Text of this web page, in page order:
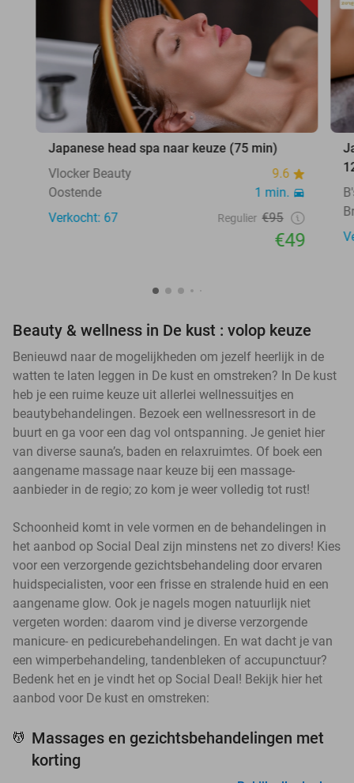
Japanese head spa naar keuze (75 min)
Vlocker Beauty
9.6
Oostende
1 min.
Verkocht: 67
Regulier €95
€49
Beauty & wellness in De kust : volop keuze
Benieuwd naar de mogelijkheden om jezelf heerlijk in de
watten te laten leggen in De kust en omstreken? In De kust
heb je een ruime keuze uit allerlei wellnessuitjes en
beautybehandelingen. Bezoek een wellnessresort in de
buurt en ga voor een dag vol ontspanning. Je geniet hier
van diverse sauna’s, baden en relaxruimtes. Of boek een
aangename massage naar keuze bij een massage-
aanbieder in de regio; zo kom je weer volledig tot rust!
Schoonheid komt in vele vormen en de behandelingen in
het aanbod op Social Deal zijn minstens net zo divers! Kies
voor een verzorgende gezichtsbehandeling door ervaren
huidspecialisten, voor een frisse en stralende huid en een
aangename glow. Ook je nagels mogen natuurlijk niet
vergeten worden: daarom vind je diverse verzorgende
manicure- en pedicurebehandelingen. En wat dacht je van
een wimperbehandeling, tandenbleken of accupunctuur?
Bedenk het en je vindt het op Social Deal! Bekijk hier het
aanbod voor De kust en omstreken:
💆 Massages en gezichtsbehandelingen met
korting